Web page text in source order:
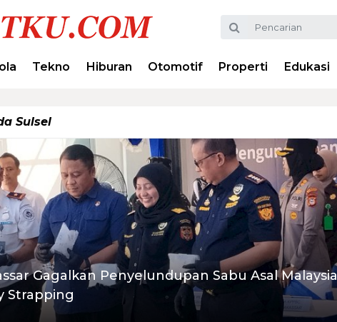
Tekno Hiburan Otomotif Properti Edukasi
Sulsel
Gagalkan Penyelundupan Sabu Asal Malaysia
Strapping